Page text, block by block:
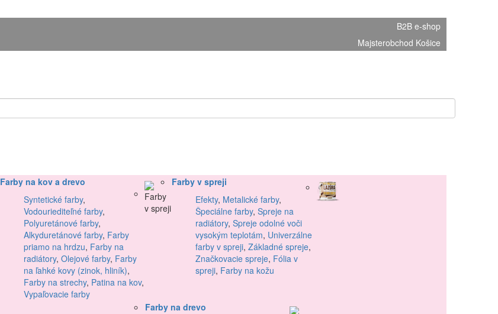
B2B e-shop
Majsterobchod Košice
Farby na kov a drevo
Syntetické farby,
Vodouriediteľné farby,
Polyuretánové farby,
Alkyduretánové farby, Farby
priamo na hrdzu, Farby na
radiátory, Olejové farby, Farby
na ľahké kovy (zinok, hliník),
Farby na strechy, Patina na kov,
Vypaľovacie farby
Farby v spreji
Efekty, Metalické farby,
Špeciálne farby, Spreje na
radiátory, Spreje odolné voči
vysokým teplotám, Univerzálne
farby v spreji, Základné spreje,
Značkovacie spreje, Fólia v
spreji, Farby na kožu
Farby na drevo